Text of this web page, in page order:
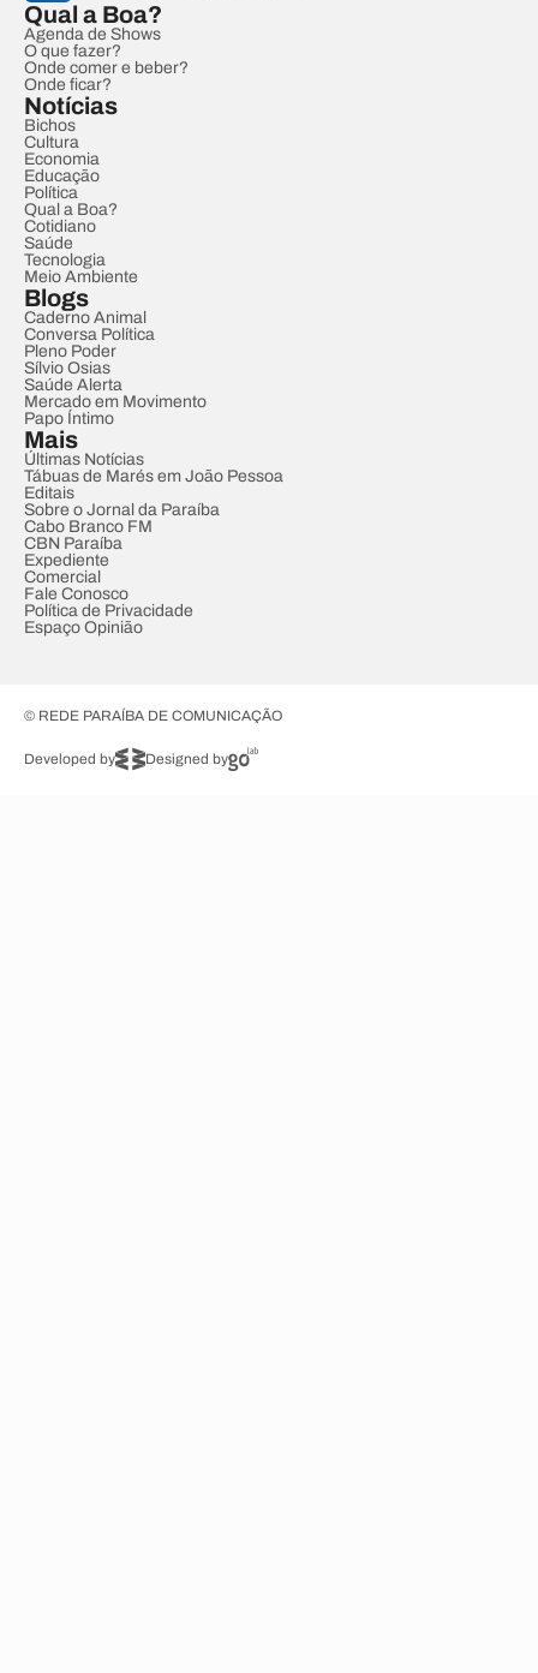
Qual a Boa?
Agenda de Shows
O que fazer?
Onde comer e beber?
Onde ficar?
Notícias
Bichos
Cultura
Economia
Educação
Política
Qual a Boa?
Cotidiano
Saúde
Tecnologia
Meio Ambiente
Blogs
Caderno Animal
Conversa Política
Pleno Poder
Sílvio Osias
Saúde Alerta
Mercado em Movimento
Papo Íntimo
Mais
Últimas Notícias
Tábuas de Marés em João Pessoa
Editais
Sobre o Jornal da Paraíba
Cabo Branco FM
CBN Paraíba
Expediente
Comercial
Fale Conosco
Política de Privacidade
Espaço Opinião
© REDE PARAÍBA DE COMUNICAÇÃO
Developed by Designed by